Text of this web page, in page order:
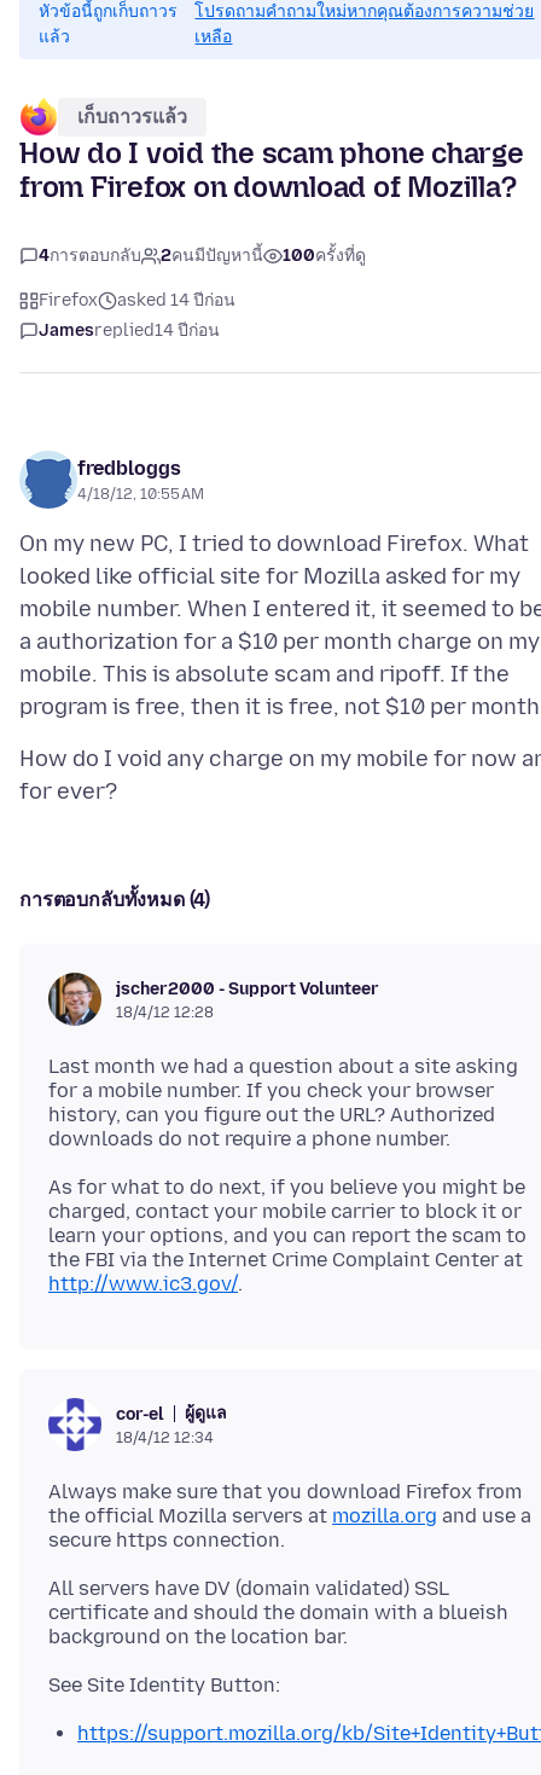
หัวข้อนี้ถูกเก็บถาวร
แล้ว
โปรดถามคำถามใหม่หากคุณต้องการความช่วย
เหลือ
เก็บถาวรแล้ว
How do I void the scam phone charge
from Firefox on download of Mozilla?
4การตอบกลับ 2คนมีปัญหานี้ 100ครั้งที่ดู
Firefox
asked 14 ปีก่อน
Jamesreplied14 ปีก่อน
fredbloggs
4/18/12, 10:55 AM
On my new PC, I tried to download Firefox. What
looked like official site for Mozilla asked for my
mobile number. When I entered it, it seemed to
a authorization for a $10 per month charge on my
mobile. This is absolute scam and ripoff. If the
How do I void any charge on my mobile for now
การตอบกลับทั้งหมด (4)
jscher2000 - Support Volunteer
18/4/12 12:28
Last month we had a question about a site asking
for a mobile number. If you check your browser
history, can you figure out the URL? Authorized
As for what to do next, if you believe you might be
charged, contact your mobile carrier to block it or
learn your options, and you can report the scam to
the FBI via the Internet Crime Complaint Center at
http://www.ic3.gov/
cor-el ผู้ดูแล
18/4/12 12:34
Always make sure that you download Firefox from
the official Mozilla servers at mozilla.org and use a
secure https connection.
All servers have DV (domain validated) SSL
certificate and should the domain with a blueish
https://support.mozilla.org/kb/